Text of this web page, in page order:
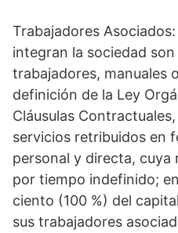
Trabajadores
integran la sociedad
trabajadores, manuales
definición de la Ley
Cláusulas
servicios retribuidos en
personal y directa, cuya
por tiempo indefinido;
ciento (100 %) del
sus trabajadores